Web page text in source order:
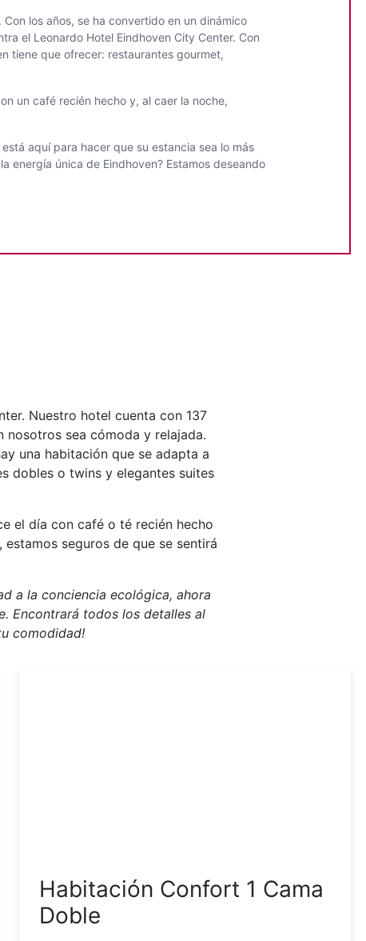
los años, se ha convertido en un dinámico
el Leonardo Hotel Eindhoven City Center. Con
tiene que ofrecer: restaurantes gourmet,
un café recién hecho y, al caer la noche,
aquí para hacer que su estancia sea lo más
energía única de Eindhoven? Estamos deseando
Nuestro hotel cuenta con 137
nosotros sea cómoda y relajada.
una habitación que se adapta a
dobles o twins y elegantes suites
el día con café o té recién hecho
seguros de que se sentirá
a la conciencia ecológica, ahora
Encontrará todos los detalles al
comodidad!
Habitación Confort 1 Cama
Doble